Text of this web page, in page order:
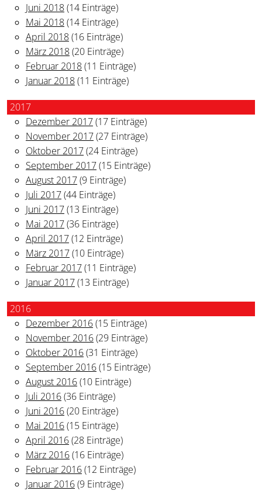
Juni 2018(14 Einträge)
Mai 2018(14 Einträge)
April 2018(16 Einträge)
März 2018(20 Einträge)
Februar 2018(11 Einträge)
Januar 2018(11 Einträge)
2017
Dezember 2017(17 Einträge)
November 2017(27 Einträge)
Oktober 2017(24 Einträge)
September 2017(15 Einträge)
August 2017(9 Einträge)
Juli 2017(44 Einträge)
Juni 2017(13 Einträge)
Mai 2017(36 Einträge)
April 2017(12 Einträge)
März 2017(10 Einträge)
Februar 2017(11 Einträge)
Januar 2017(13 Einträge)
2016
Dezember 2016(15 Einträge)
November 2016(29 Einträge)
Oktober 2016(31 Einträge)
September 2016(15 Einträge)
August 2016(10 Einträge)
Juli 2016(36 Einträge)
Juni 2016(20 Einträge)
Mai 2016(15 Einträge)
April 2016(28 Einträge)
März 2016(16 Einträge)
Februar 2016(12 Einträge)
Januar 2016(9 Einträge)